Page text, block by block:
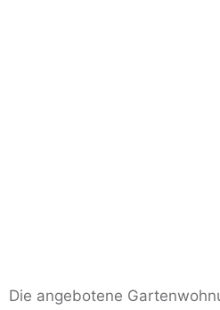
Die angebotene